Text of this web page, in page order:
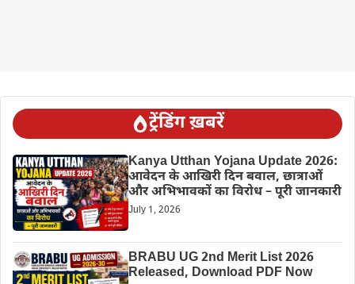
ट्रेंडिंग ख़बरें
Kanya Utthan Yojana Update 2026:
आवेदन के आखिरी दिन बवाल, छात्राओं
और अभिभावकों का विरोध – पूरी जानकारी
July 1, 2026
BRABU UG 2nd Merit List 2026
Released, Download PDF Now